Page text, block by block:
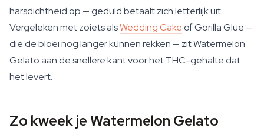
harsdichtheid op — geduld betaalt zich letterlijk uit.
Vergeleken met zoiets alsWedding Cake of Gorilla Glue —
die de bloei nog langer kunnen rekken — zit Watermelon
Gelato aan de snellere kant voor het THC-gehalte dat
het levert.
Zo kweek je Watermelon Gelato